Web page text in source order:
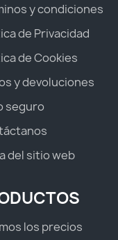
y condiciones
de Privacidad
de Cookies
y devoluciones
seguro
del sitio web
los precios